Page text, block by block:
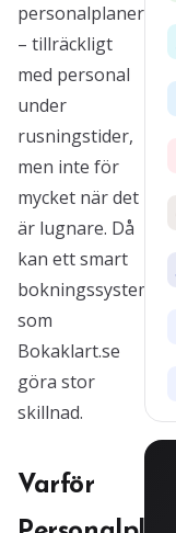
personalplanering
– tillräckligt
med personal
under
rusningstider,
men inte för
mycket när det
är lugnare. Då
kan ett smart
bokningssystem
som
Bokaklart.se
göra stor
skillnad.
Varför